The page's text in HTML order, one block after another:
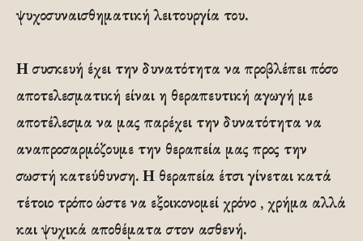
ψυχοσυναισθηματική λειτουργία του.
Η συσκευή έχει την δυνατότητα να προβλέπει πόσο
αποτελεσματική είναι η θεραπευτική αγωγή με
αποτέλεσμα να μας παρέχει την δυνατότητα να
αναπροσαρμόζουμε την θεραπεία μας προς την
σωστή κατεύθυνση. Η θεραπεία έτσι γίνεται κατά
τέτοιο τρόπο ώστε να εξοικονομεί χρόνο , χρήμα αλλά
και ψυχικά αποθέματα στον ασθενή.